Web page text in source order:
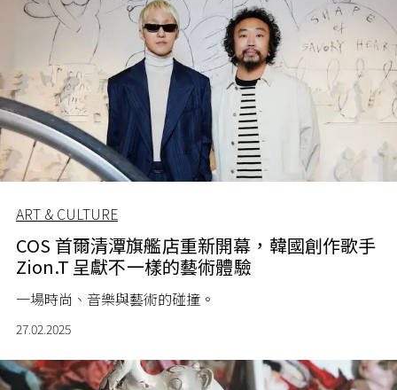
ART & CULTURE
COS 首爾清潭旗艦店重新開幕，韓國創作歌手
Zion.T 呈獻不一樣的藝術體驗
一場時尚、音樂與藝術的碰撞。
27.02.2025